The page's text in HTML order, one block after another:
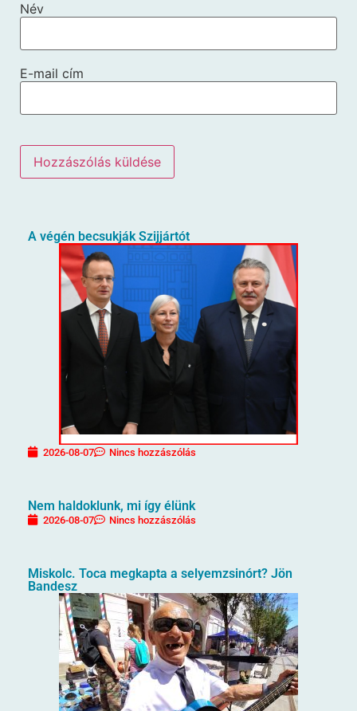
Név
E-mail cím
A végén becsukják Szijjártót
2026-08-07 Nincs hozzászólás
Nem haldoklunk, mi így élünk
2026-08-07 Nincs hozzászólás
Miskolc. Toca megkapta a selyemzsinórt? Jön
Bandesz